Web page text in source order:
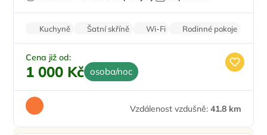
Kuchyně Šatní skříně Wi-Fi
Rodinné pokoje
Zatemňující žaluzie
Cena již od:
1 000 Kč osoba/noc
Vzdálenost vzdušně: 41.8 km